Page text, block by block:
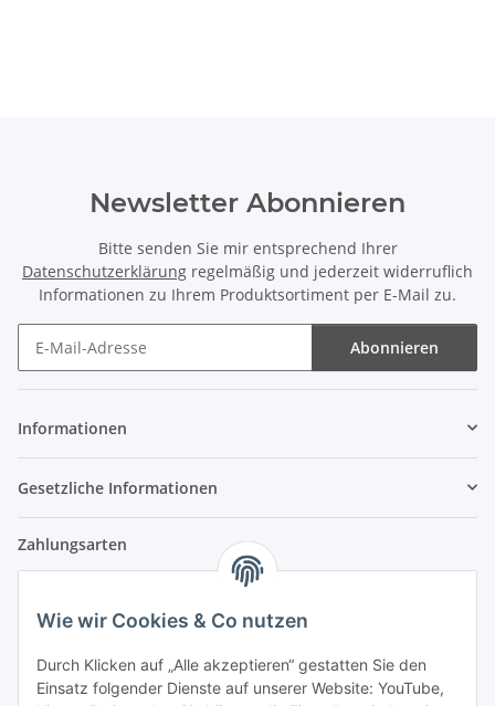
Wie wir Cookies & Co nutzen
Durch Klicken auf „Alle akzeptieren“ gestatten Sie den
Einsatz folgender Dienste auf unserer Website: YouTube,
Newsletter Abonnieren
Bitte senden Sie mir entsprechend Ihrer
Datenschutzerklärung regelmäßig und jederzeit widerruflich
Informationen zu Ihrem Produktsortiment per E-Mail zu.
Abonnieren
Informationen
Gesetzliche Informationen
Zahlungsarten
Versandpartner
Partner